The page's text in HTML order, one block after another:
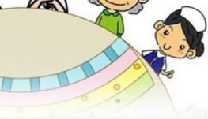
居家照護相關
出院準備服務
出院準備服務